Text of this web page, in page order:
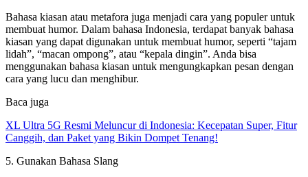
Bahasa kiasan atau metafora juga menjadi cara yang populer untuk
membuat humor. Dalam bahasa Indonesia, terdapat banyak bahasa
kiasan yang dapat digunakan untuk membuat humor, seperti “tajam
lidah”, “macan ompong”, atau “kepala dingin”. Anda bisa
menggunakan bahasa kiasan untuk mengungkapkan pesan dengan
cara yang lucu dan menghibur.
Baca juga
XL Ultra 5G Resmi Meluncur di Indonesia: Kecepatan Super, Fitur
Canggih, dan Paket yang Bikin Dompet Tenang!
5. Gunakan Bahasa Slang